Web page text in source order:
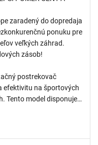
postrekovače, čím
mechanizmus Hunter je
odolal intenzívnemu
efektívne pokrýva
zaradený do dopredaja
ponuku pre
veľkých záhrad.
zásob!
postrekovač
efektivitu na športových
Tento model disponuje
športovom